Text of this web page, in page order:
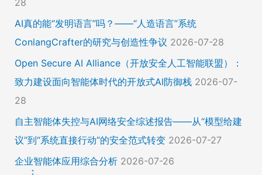
AI真的能“发明语言”吗？——“人造语言”系统
ConlangCrafter的研究与创造性争议 2026-07-28
Open Secure AI Alliance（开放安全人工智能联盟）：
致力建设面向智能体时代的开放式AI防御栈 2026-07-
28
自主智能体失控与AI网络安全综述报告——从“模型给建
议”到“系统直接行动”的安全范式转变 2026-07-27
企业智能体应用综合分析 2026-07-26